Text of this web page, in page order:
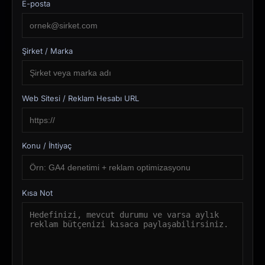
E-posta
Şirket / Marka
Web Sitesi / Reklam Hesabı URL
Konu / İhtiyaç
Kısa Not